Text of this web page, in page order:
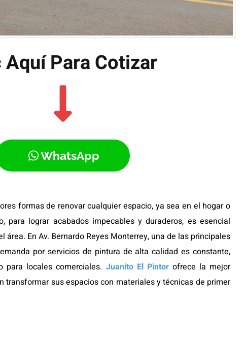
Aquí Para Cotizar​
WhatsApp
formas de renovar cualquier espacio, ya sea en el hogar o
para lograr acabados impecables y duraderos, es esencial
área. En Av. Bernardo Reyes Monterrey, una de las principales
por servicios de pintura de alta calidad es constante,
para locales comerciales. Juanito El Pintor ofrece la mejor
transformar sus espacios con materiales y técnicas de primer